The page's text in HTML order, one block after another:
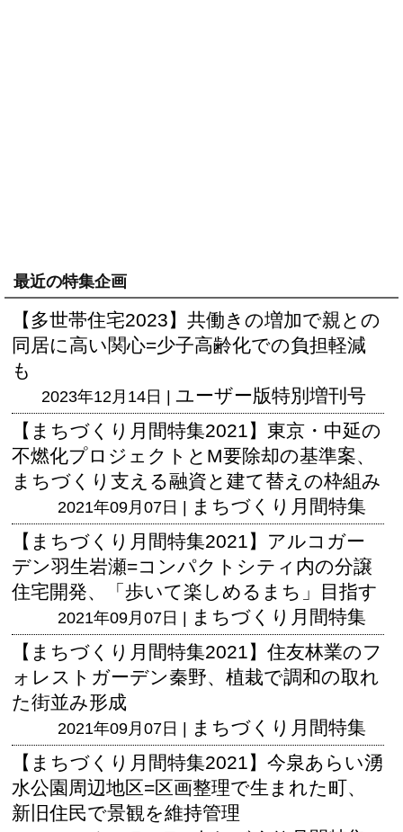
最近の特集企画
【多世帯住宅2023】共働きの増加で親との
同居に高い関心=少子高齢化での負担軽減
も
2023年12月14日 | ユーザー版特別増刊号
【まちづくり月間特集2021】東京・中延の
不燃化プロジェクトとM要除却の基準案、
まちづくり支える融資と建て替えの枠組み
2021年09月07日 | まちづくり月間特集
【まちづくり月間特集2021】アルコガー
デン羽生岩瀬=コンパクトシティ内の分譲
住宅開発、「歩いて楽しめるまち」目指す
2021年09月07日 | まちづくり月間特集
【まちづくり月間特集2021】住友林業のフ
ォレストガーデン秦野、植栽で調和の取れ
た街並み形成
2021年09月07日 | まちづくり月間特集
【まちづくり月間特集2021】今泉あらい湧
水公園周辺地区=区画整理で生まれた町、
新旧住民で景観を維持管理